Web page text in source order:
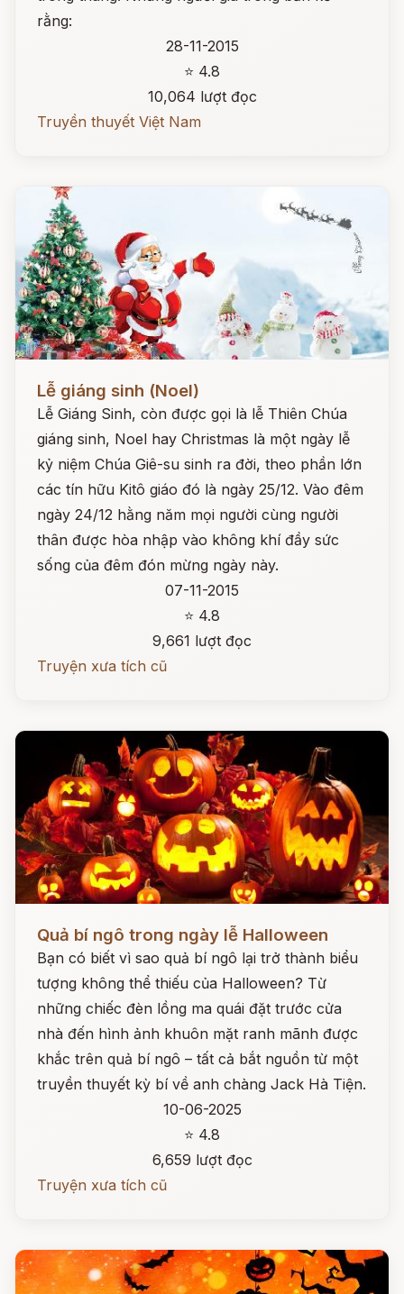
rằng:
28-11-2015
⭐ 4.8
10,064 lượt đọc
Truyền thuyết Việt Nam
Đọc ngay
Lễ giáng sinh (Noel)
Lễ Giáng Sinh, còn được gọi là lễ Thiên Chúa
giáng sinh, Noel hay Christmas là một ngày lễ
kỷ niệm Chúa Giê-su sinh ra đời, theo phần lớn
các tín hữu Kitô giáo đó là ngày 25/12. Vào đêm
ngày 24/12 hằng năm mọi người cùng người
thân được hòa nhập vào không khí đầy sức
sống của đêm đón mừng ngày này.
07-11-2015
⭐ 4.8
9,661 lượt đọc
Truyện xưa tích cũ
Quả bí ngô trong ngày lễ Halloween
Bạn có biết vì sao quả bí ngô lại trở thành biểu
tượng không thể thiếu của Halloween? Từ
những chiếc đèn lồng ma quái đặt trước cửa
nhà đến hình ảnh khuôn mặt ranh mãnh được
khắc trên quả bí ngô – tất cả bắt nguồn từ một
truyền thuyết kỳ bí về anh chàng Jack Hà Tiện.
10-06-2025
⭐ 4.8
6,659 lượt đọc
Truyện xưa tích cũ